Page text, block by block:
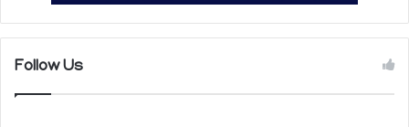
Follow Us